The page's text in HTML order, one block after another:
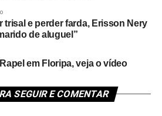
trisal e perder farda, Erisson Nery
de aluguel”
em Floripa, veja o vídeo
SEGUIR E COMENTAR